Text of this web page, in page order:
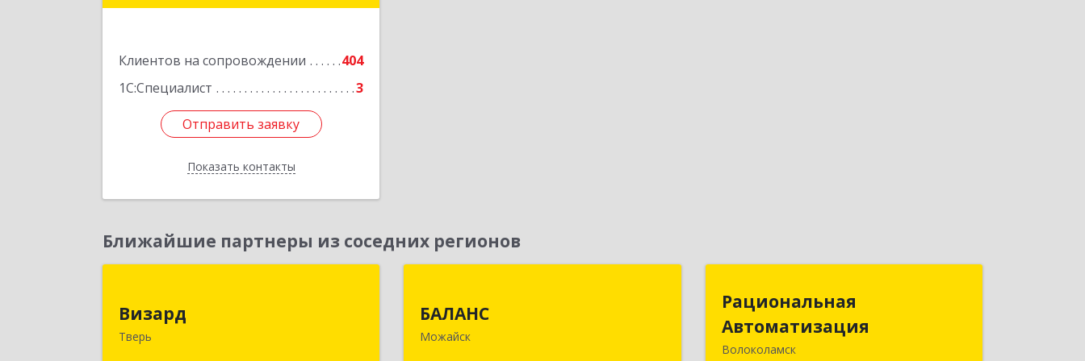
Клиентов на сопровождении
404
1С:Специалист
3
Отправить заявку
Показать контакты
Отправить заявку
Назад
Ближайшие партнеры из соседних регионов
Визард
Тверь
170006, Тверская обл, Тверь г,
БАЛАНС
Можайск
Рациональная
Автоматизация
Волоколамск
Автоматизация